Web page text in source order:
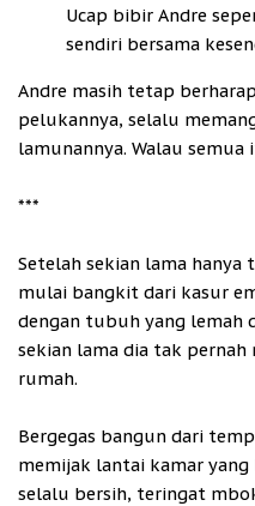
Ucap bibir Andre
sendiri bersama
Andre masih tetap
pelukannya, selalu
lamunannya. Walau semua
***
Setelah sekian lama
mulai bangkit dari kasur
dengan tubuh yang lemah
sekian lama dia tak
rumah.
Bergegas bangun dari
memijak lantai kamar
selalu bersih, teringat